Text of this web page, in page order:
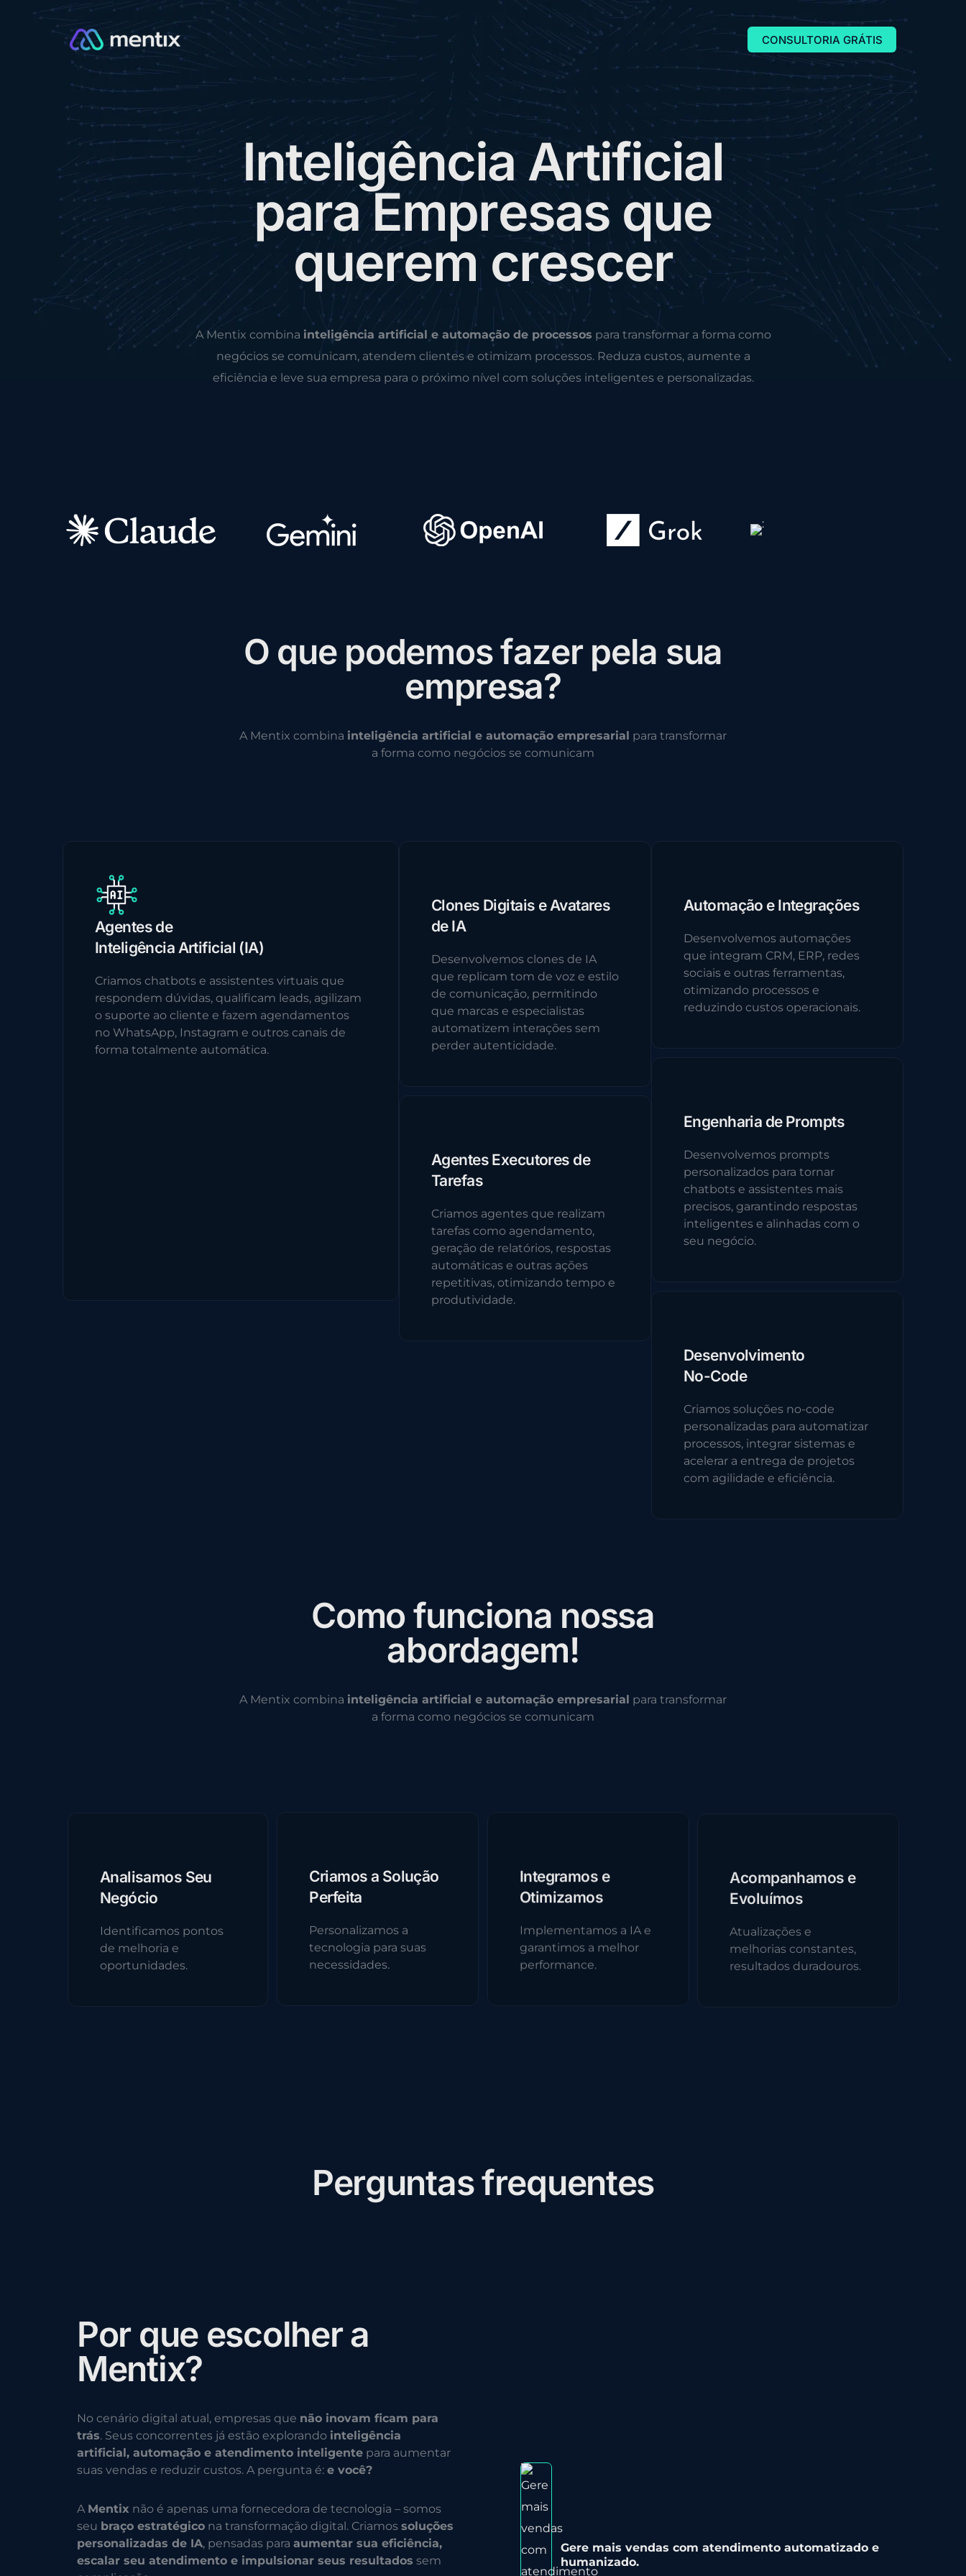
CONSULTORIA GRÁTIS
Inteligência Artificial
paraEmpresas que
querem crescer
A Mentix combina inteligência artificial e automação de processos para transformar a forma como
negócios se comunicam, atendem clientes e otimizam processos. Reduza custos, aumente a
eficiência e leve sua empresa para o próximo nível com soluções inteligentes e personalizadas.
O que podemosfazer pela sua
empresa?
A Mentix combina inteligência artificial e automação empresarial para transformar
a forma como negócios se comunicam
Agentes de
Inteligência Artificial (IA)
Criamos chatbots e assistentes virtuais que
respondem dúvidas, qualificam leads, agilizam
o suporte ao cliente e fazem agendamentos
no WhatsApp, Instagram e outros canais de
forma totalmente automática.
Clones Digitais e Avatares
de IA
Desenvolvemos clones de IA
que replicam tom de voz e estilo
de comunicação, permitindo
que marcas e especialistas
automatizem interações sem
perder autenticidade.
Agentes Executores de
Tarefas
Criamos agentes que realizam
tarefas como agendamento,
geração de relatórios, respostas
automáticas e outras ações
repetitivas, otimizando tempo e
produtividade.
Automação e Integrações
Desenvolvemos automações
que integram CRM, ERP, redes
sociais e outras ferramentas,
otimizando processos e
reduzindo custos operacionais.
Engenharia de Prompts
Desenvolvemos prompts
personalizados para tornar
chatbots e assistentes mais
precisos, garantindo respostas
inteligentes e alinhadas com o
seu negócio.
Desenvolvimento
No-Code
Criamos soluções no-code
personalizadas para automatizar
processos, integrar sistemas e
acelerar a entrega de projetos
com agilidade e eficiência.
Comofunciona nossa
abordagem!
A Mentix combina inteligência artificial e automação empresarial para transformar
a forma como negócios se comunicam
Analisamos Seu
Negócio
Identificamos pontos
de melhoria e
oportunidades.
Criamos a Solução
Perfeita
Personalizamos a
tecnologia para suas
necessidades.
Integramos e
Otimizamos
Implementamos a IA e
garantimos a melhor
performance.
Acompanhamos e
Evoluímos
Atualizações e
melhorias constantes,
resultados duradouros.
Perguntasfrequentes
Por que escolhera
Mentix?
No cenário digital atual, empresas que não inovam ficam para
trás. Seus concorrentes já estão explorando inteligência
artificial, automação e atendimento inteligente para aumentar
suas vendas e reduzir custos. A pergunta é: e você?
A Mentix não é apenas uma fornecedora de tecnologia – somos
seu braço estratégico na transformação digital. Criamos soluções
personalizadas de IA, pensadas para aumentar sua eficiência,
escalar seu atendimento e impulsionar seus resultados sem
Gere mais vendas com atendimento automatizado e
humanizado.